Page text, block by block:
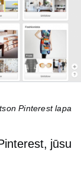
Pinterest lapa
jūsu